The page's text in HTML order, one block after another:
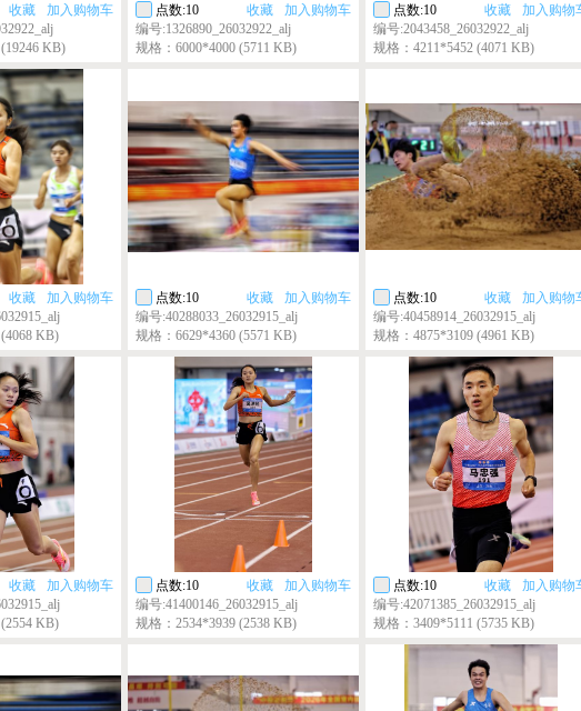
收藏 加入购物车
KB)
收藏 加入购物车
点数:10
编号:1326890_26032922_alj
规格：6000*4000 (5711 KB)
收藏 加入购物
点数:10
编号:2043458_26032922_alj
规格：4211*5452 (4071 KB)
收藏 加入购物车
KB)
收藏 加入购物车
点数:10
编号:40288033_26032915_alj
规格：6629*4360 (5571 KB)
收藏 加入购物
点数:10
编号:40458914_26032915_alj
规格：4875*3109 (4961 KB)
收藏 加入购物车
KB)
收藏 加入购物车
点数:10
编号:41400146_26032915_alj
规格：2534*3939 (2538 KB)
收藏 加入购物
点数:10
编号:42071385_26032915_alj
规格：3409*5111 (5735 KB)